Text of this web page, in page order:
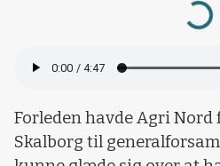
Loading...
Forleden havde Agri
Skalborg til